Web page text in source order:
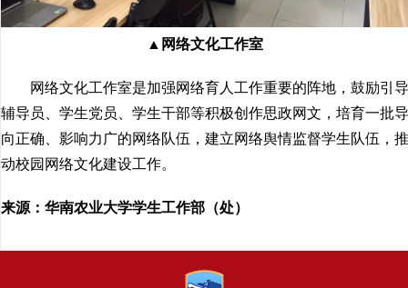
▲网络文化工作室
网络文化工作室是加强网络育人工作重要的阵地，鼓励引导
辅导员、学生党员、学生干部等积极创作思政网文，培育一批导
向正确、影响力广的网络队伍，建立网络舆情监督学生队伍，推
动校园网络文化建设工作。
来源：华南农业大学学生工作部（处）